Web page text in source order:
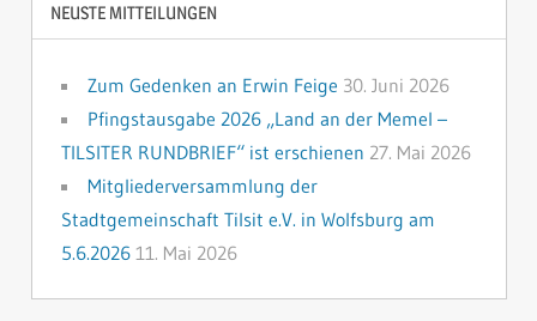
NEUSTE MITTEILUNGEN
Zum Gedenken an Erwin Feige 30. Juni 2026
Pfingstausgabe 2026 „Land an der Memel –
TILSITER RUNDBRIEF“ ist erschienen 27. Mai 2026
Mitgliederversammlung der
Stadtgemeinschaft Tilsit e.V. in Wolfsburg am
5.6.2026 11. Mai 2026